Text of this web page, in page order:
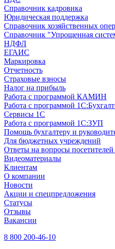
Справочник кадровика
Юридическая поддержка
Справочник хозяйственных
Справочник "Упрощенная
НДФЛ
ЕГАИС
Маркировка
Отчетность
Страховые взносы
Налог на прибыль
Работа с программой КАМИН
Работа с программой
Сервисы 1С
Работа с программой 1С:ЗУП
Помощь бухгалтеру и
Для бюджетных учреждений
Ответы на вопросы
Видеоматериалы
Клиентам
О компании
Новости
Акции и спецпредложения
Статусы
Отзывы
Вакансии
8 800 200-46-10